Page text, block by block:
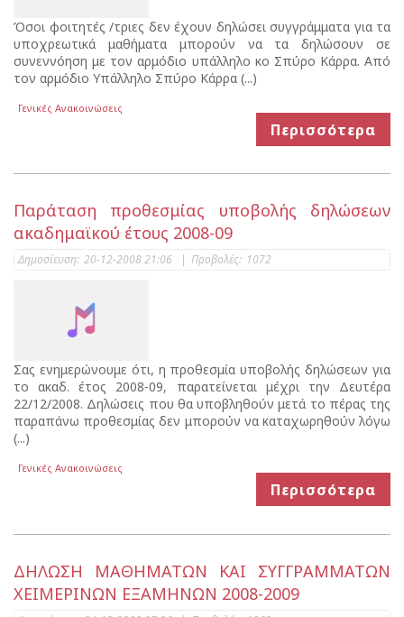
Όσοι φοιτητές /τριες δεν έχουν δηλώσει συγγράμματα για τα
υποχρεωτικά μαθήματα μπορούν να τα δηλώσουν σε
συνεννόηση με τον αρμόδιο υπάλληλο κο Σπύρο Κάρρα. Από
τον αρμόδιο Υπάλληλο Σπύρο Κάρρα (...)
Γενικές Ανακοινώσεις
Περισσότερα
Παράταση προθεσμίας υποβολής δηλώσεων
ακαδημαϊκού έτους 2008-09
Δημοσίευση: 20-12-2008 21:06 | Προβολές: 1072
Σας ενημερώνουμε ότι, η προθεσμία υποβολής δηλώσεων για
το ακαδ. έτος 2008-09, παρατείνεται μέχρι την Δευτέρα
22/12/2008. Δηλώσεις που θα υποβληθούν μετά το πέρας της
παραπάνω προθεσμίας δεν μπορούν να καταχωρηθούν λόγω
(...)
Γενικές Ανακοινώσεις
Περισσότερα
ΔΗΛΩΣΗ ΜΑΘΗΜΑΤΩΝ ΚΑΙ ΣΥΓΓΡΑΜΜΑΤΩΝ
ΧΕΙΜΕΡΙΝΩΝ ΕΞΑΜΗΝΩΝ 2008-2009